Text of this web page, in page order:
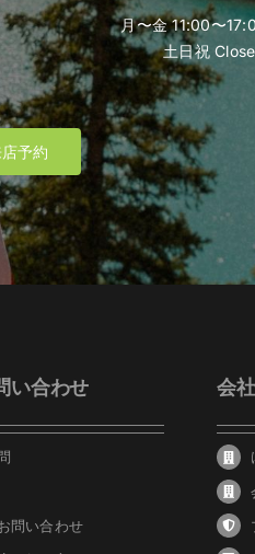
月〜金 11:00〜
土日祝
予約
い合わせ
問い合わせ
会